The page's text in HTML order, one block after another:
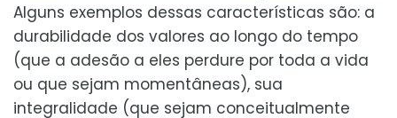
Alguns exemplos dessas características são: a
durabilidade dos valores ao longo do tempo
(que a adesão a eles perdure por toda a vida
ou que sejam momentâneas), sua
integralidade (que sejam conceitualmente